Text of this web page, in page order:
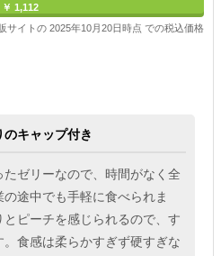
￥ 1,112
サイトの 2025年10月20日時点 での税込価格
キャップ付き
ゼリーなので、時間がなく全
途中でも手軽に食べられま
ピーチを感じられるので、す
食感は柔らかすぎず硬すぎな